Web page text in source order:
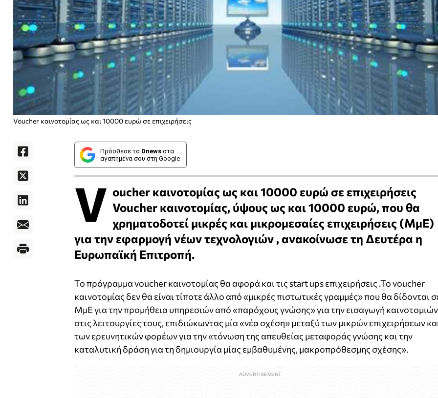
Voucher καινοτομίας ως και 10000 ευρώ σε επιχειρήσεις
Πρόσθεσε το Dnews στα
αγαπημένα σου στη Google
V oucher καινοτομίας ως και 10000 ευρώ σε επιχειρήσεις
Voucher καινοτομίας, ύψους ως και 10000 ευρώ, που θα
χρηματοδοτεί μικρές και μικρομεσαίες επιχειρήσεις (ΜμΕ)
για την εφαρμογή νέων τεχνολογιών , ανακοίνωσε τη Δευτέρα η
Ευρωπαϊκή Επιτροπή.
Το πρόγραμμα voucher καινοτομίας θα αφορά και τις start ups επιχειρήσεις .Το voucher
καινοτομίας δεν θα είναι τίποτε άλλο από «μικρές πιστωτικές γραμμές» που θα δίδονται
ΜμΕ για την προμήθεια υπηρεσιών από «παρόχους γνώσης» για την εισαγωγή καινοτομιών
στις λειτουργίες τους, επιδιώκωντας μία «νέα σχέση» μεταξύ των μικρών επιχειρήσεων
των ερευνητικών φορέων για την «τόνωση της απευθείας μεταφοράς γνώσης και την
καταλυτική δράση για τη δημιουργία μίας εμβαθυμένης, μακροπρόθεσμης σχέσης».